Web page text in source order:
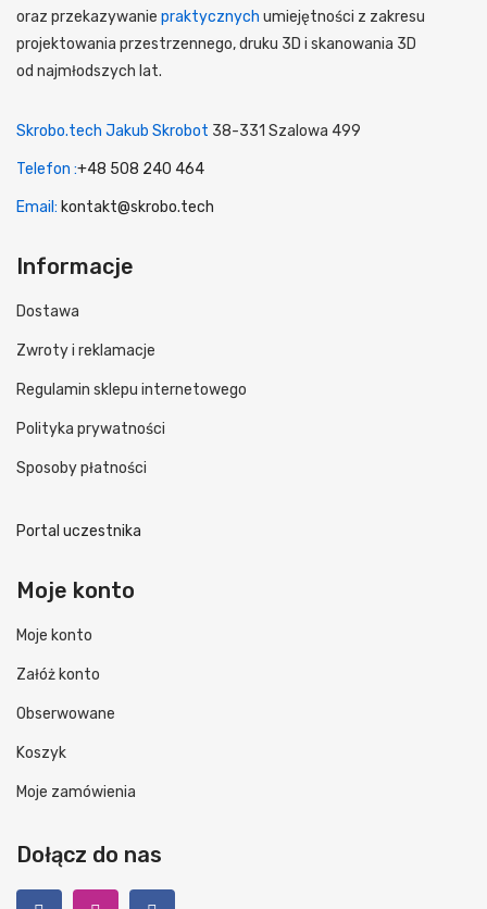
oraz przekazywanie praktycznych umiejętności z zakresu
projektowania przestrzennego, druku 3D i skanowania 3D
od najmłodszych lat.
Skrobo.tech Jakub Skrobot 38-331 Szalowa 499
Telefon :+48 508 240 464
Email: kontakt@skrobo.tech
Informacje
Dostawa
Zwroty i reklamacje
Regulamin sklepu internetowego
Polityka prywatności
Sposoby płatności
Portal uczestnika
Moje konto
Moje konto
Załóż konto
Obserwowane
Koszyk
Moje zamówienia
Dołącz do nas